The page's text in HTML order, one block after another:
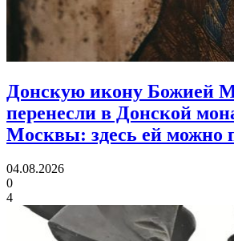
Донскую икону Божией
перенесли в Донской
Москвы: здесь ей можно
04.08.2026
0
4